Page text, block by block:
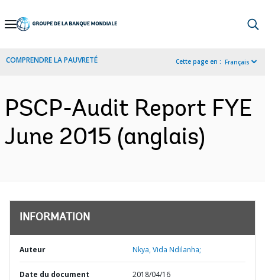
Skip
Navigation
COMPRENDRE LA PAUVRETÉ Cette page en : Français
PSCP-Audit Report FYE
June 2015 (anglais)
INFORMATION
Auteur Nkya, Vida Ndilanha;
Date du document 2018/04/16